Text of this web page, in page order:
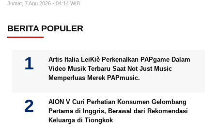
Jumat, 7 Agu 2026 - 04:14 WIB
BERITA POPULER
Artis Italia LeiKiè Perkenalkan PAPgame Dalam
Video Musik Terbaru Saat Not Just Music
Memperluas Merek PAPmusic.
AION V Curi Perhatian Konsumen Gelombang
Pertama di Inggris, Berawal dari Rekomendasi
Keluarga di Tiongkok